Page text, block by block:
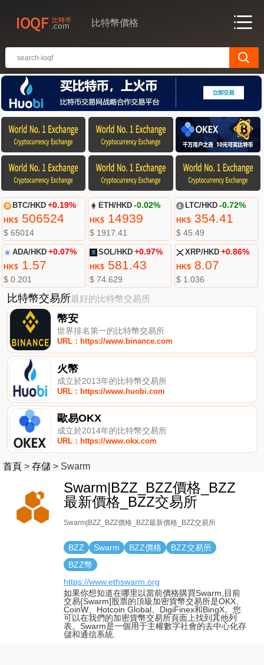
比特幣價格
BTC/HKD +0.19%
HK$506524
$ 65014
ETH/HKD -0.02%
HK$ 14939
$ 1917.41
LTC/HKD -0.72%
HK$354.41
$ 45.49
ADA/HKD +0.07%
HK$1.57
$ 0.201
SOL/HKD +0.97%
HK$ 581.43
$ 74.629
XRP/HKD +0.86%
HK$8.07
$ 1.036
比特幣交易所最好的比特幣交易所
幣安
世界排名第一的比特幣交易所
URL：https://www.binance.com
火幣
成立於2013年的比特幣交易所
URL：https://www.huobi.com
歐易OKX
成立於2014年的比特幣交易所
URL：https://www.okx.com
首頁 > 存儲 > Swarm
Swarm|BZZ_BZZ價格_BZZ
最新價格_BZZ交易所
Swarm|BZZ_BZZ價格_BZZ最新價格_BZZ交易所
BZZ Swarm BZZ價格
BZZ交易所
BZZ幣
https://www.ethswarm.org
如果你想知道在哪里以當前價格購買Swarm,目前
交易{Swarm]股票的頂級加密貨幣交易所是OKX、
CoinW、Hotcoin Global、DigiFinex和BingX。您
可以在我們的加密貨幣交易所頁面上找到其他列
表。Swarm是一個用于主權數字社會的去中心化存
儲和通信系統.